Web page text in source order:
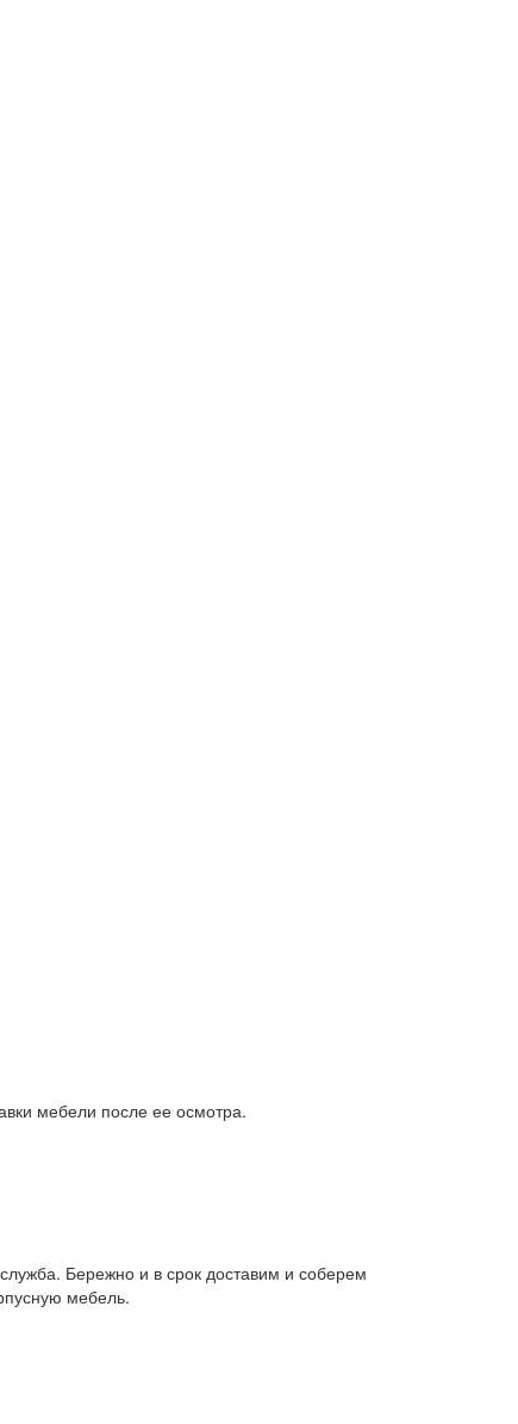
мебели после ее осмотра.
Бережно и в срок доставим и соберем
мебель.